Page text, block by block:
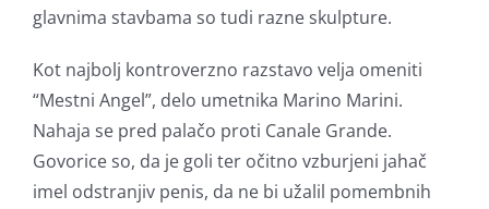
glavnima stavbama so tudi razne skulpture.
Kot najbolj kontroverzno razstavo velja omeniti
“Mestni Angel”, delo umetnika Marino Marini.
Nahaja se pred palačo proti Canale Grande.
Govorice so, da je goli ter očitno vzburjeni jahač
imel odstranjiv penis, da ne bi užalil pomembnih